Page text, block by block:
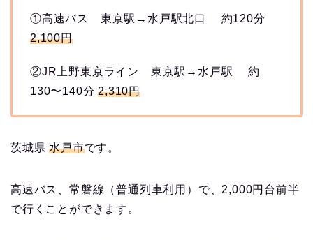
①高速バス 東京駅→水戸駅北口 約120分
2,100円
②JR上野東京ライン 東京駅→水戸駅 約
130〜140分2,310円
茨城県水戸市です。
高速バス、常磐線（普通列車利用）で、2,000円台前半
で行くことができます。